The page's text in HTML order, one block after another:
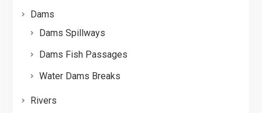
Dams
Dams Spillways
Dams Fish Passages
Water Dams Breaks
Rivers